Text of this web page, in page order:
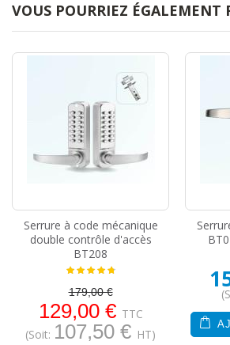
VOUS POURRIEZ ÉGALEMENT
Serrure à code mécanique
double contrôle d'accès
BT208
179,00 €
129,00 € TTC
(Soit: 107,50 € HT)